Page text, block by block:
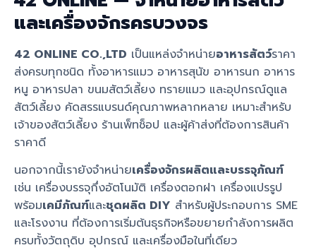
และเครื่องจักรครบวงจร
42 ONLINE CO.,LTD เป็นแหล่งจำหน่ายอาหารสัตว์ราคา
ส่งครบทุกชนิด ทั้งอาหารแมว อาหารสุนัข อาหารนก อาหาร
หนู อาหารปลา ขนมสัตว์เลี้ยง ทรายแมว และอุปกรณ์ดูแล
สัตว์เลี้ยง คัดสรรแบรนด์คุณภาพหลากหลาย เหมาะสำหรับ
เจ้าของสัตว์เลี้ยง ร้านเพ็ทช็อป และผู้ค้าส่งที่ต้องการสินค้า
ราคาดี
นอกจากนี้เรายังจำหน่ายเครื่องจักรผลิตและบรรจุภัณฑ์
เช่น เครื่องบรรจุกึ่งอัตโนมัติ เครื่องตอกฝา เครื่องแปรรูป
พร้อมเคมีภัณฑ์และชุดผลิต DIY สำหรับผู้ประกอบการ SME
และโรงงาน ที่ต้องการเริ่มต้นธุรกิจหรือขยายกำลังการผลิต
ครบทั้งวัตถุดิบ อุปกรณ์ และเครื่องมือในที่เดียว